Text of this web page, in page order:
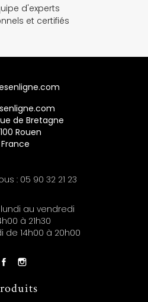
d'experts
et certifiés
de Bretagne
Rouen
France
: 05 90 32 21 23
au vendredi
à 21h30
de 14h00 à 20h00